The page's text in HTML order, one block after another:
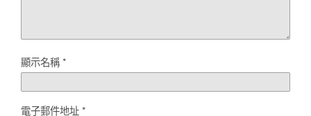
顯示名稱*
電子郵件地址*